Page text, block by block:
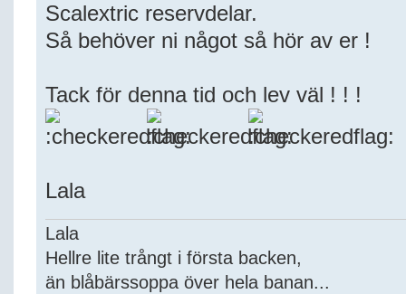
Scalextric reservdelar.
Så behöver ni något så hör av er !
Tack för denna tid och lev väl ! ! !
Lala
Lala
Hellre lite trångt i första backen,
än blåbärssoppa över hela banan...